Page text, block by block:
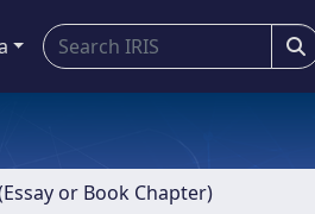
or Book Chapter)